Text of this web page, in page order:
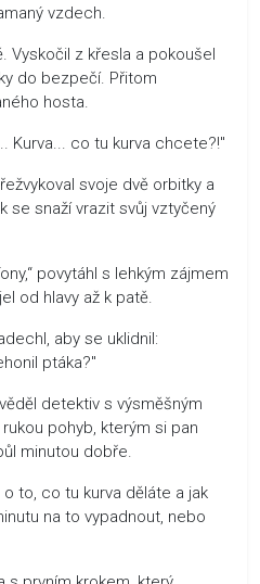
vzdech.
Vyskočil z křesla a pokoušel
do bezpečí. Přitom
hosta.
Kurva... co tu kurva chcete?!"
svoje dvě orbitky a
se snaží vrazit svůj vztyčený
povytáhl s lehkým zájmem
od hlavy až k patě.
aby se uklidnil:
ptáka?"
detektiv s výsměšným
pohyb, kterým si pan
minutou dobře.
to, co tu kurva děláte a jak
na to vypadnout, nebo